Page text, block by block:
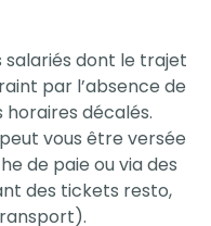
salariés dont le trajet
par l’absence de
décalés.
vous être versée
de paie ou via des
des tickets resto,